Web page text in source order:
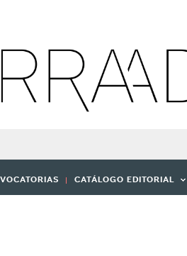
CATÁLOGO EDITORIAL